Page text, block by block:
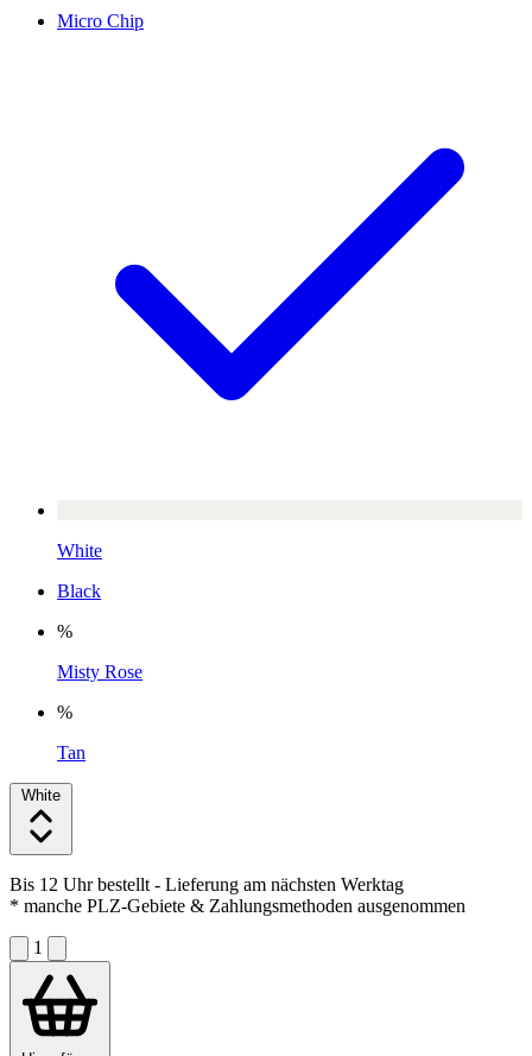
Micro Chip
White
Black
%
Misty Rose
%
Tan
White
Bis 12 Uhr bestellt - Lieferung am nächsten Werktag
* manche PLZ-Gebiete & Zahlungsmethoden ausgenommen
1